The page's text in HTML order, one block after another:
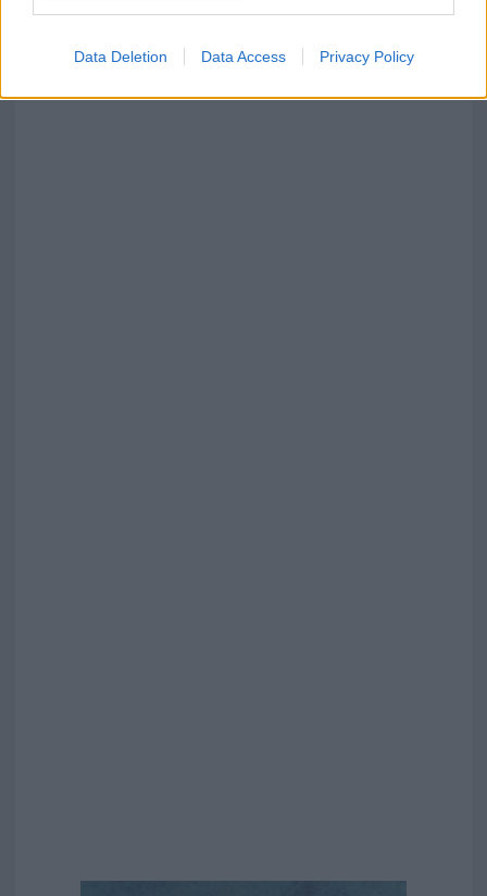
Data Deletion Data Access Privacy Policy
Red Valley Festival, musica no-stop a Olbia fino